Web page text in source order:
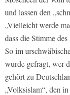
und lassen den
„Vielleicht werde
dass die Stimme
So im
wurde gefragt, wer
gehört zu
„Volksislam“, den